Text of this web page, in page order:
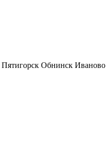
Пятигорск Обнинск Иваново